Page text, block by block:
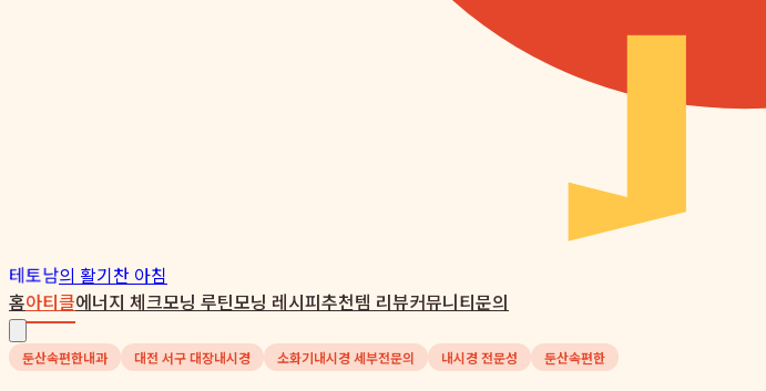
테토남의 활기찬 아침
홈아티클에너지 체크모닝 루틴모닝 레시피추천템 리뷰커뮤니티문의
둔산속편한내과 대전 서구 대장내시경 소화기내시경 세부전문의 내시경 전문성 둔산속편한